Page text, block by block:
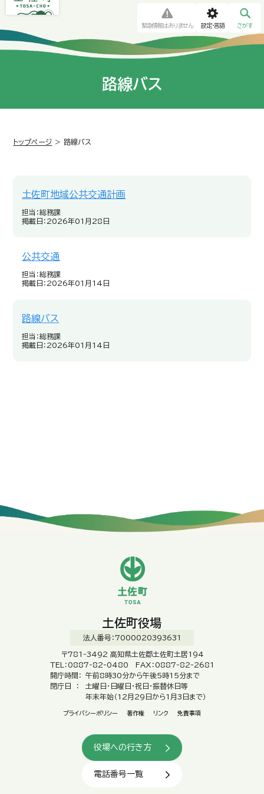
緊急情報はありません 設定・言語 さがす
路線バス
トップページ > 路線バス
土佐町地域公共交通計画
担当：総務課
掲載日：2026年01月28日
公共交通
担当：総務課
掲載日：2026年01月14日
路線バス
担当：総務課
掲載日：2026年01月14日
土佐町役場
法人番号：7000020393631
〒781-3492 高知県土佐郡土佐町土居194
TEL：0887-82-0480 FAX：0887-82-2681
開庁時間：
午前8時30分から午後5時15分まで
閉庁日 ：
土曜日・日曜日・祝日・振替休日等
年末年始（12月29日から1月3日まで）
プライバシーポリシー 著作権 リンク 免責事項
役場への行き方
電話番号一覧